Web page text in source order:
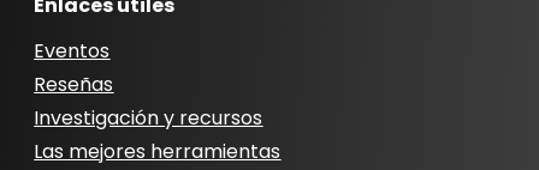
Enlaces útiles
Eventos
Reseñas
Investigación y recursos
Las mejores herramientas